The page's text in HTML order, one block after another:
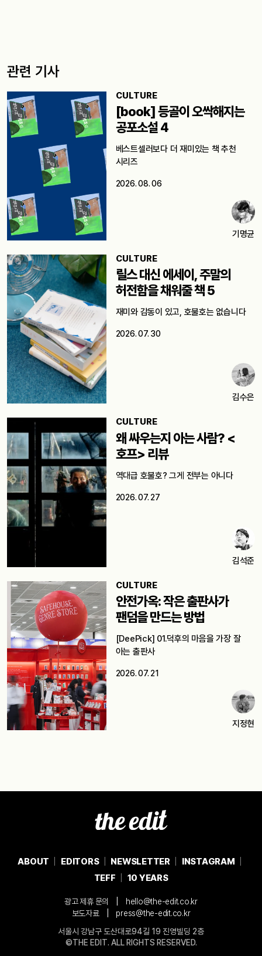
관련 기사
CULTURE
[book] 등골이 오싹해지는
공포소설 4
베스트셀러보다 더 재미있는 책 추천
시리즈
2026. 08. 06
기명균
CULTURE
릴스 대신 에세이, 주말의
허전함을 채워줄 책 5
재미와 감동이 있고, 호불호는 없습니다
2026. 07. 30
김수은
CULTURE
왜 싸우는지 아는 사람? <
호프> 리뷰
역대급 호불호? 그게 전부는 아니다
2026. 07. 27
김석준
CULTURE
안전가옥: 작은 출판사가
팬덤을 만드는 방법
[DeePick] 01.덕후의 마음을 가장 잘
아는 출판사
2026. 07. 21
지정현
ABOUT EDITORS NEWSLETTER
INSTAGRAM
TEFF
10 YEARS
광고 제휴 문의
hello@the-edit.co.kr
보도자료
press@the-edit.co.kr
서울시 강남구 도산대로94길 19 진영빌딩 2층
©THE EDIT. ALL RIGHTS RESERVED.